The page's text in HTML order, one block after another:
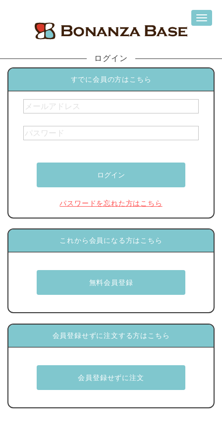
ログイン
すでに会員の方はこちら
パスワードを忘れた方はこちら
これから会員になる方はこちら
会員登録せずに注文する方はこちら